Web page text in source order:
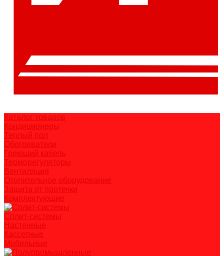
Каталог товаров
Кондиционеры
Теплый пол
Обогреватели
Греющий кабель
Терморегуляторы
Вентиляция
Отопительное оборудование
Защита от протечки
Комплектующие
Сплит-системы
Настенные
Кассетные
Мобильные